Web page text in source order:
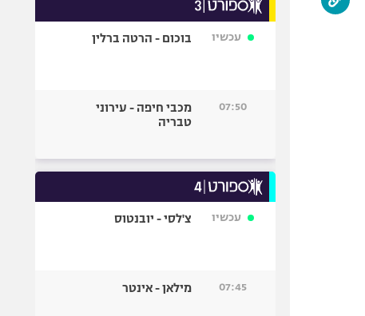
עכשיו בוכום - הרטה ברלין
07:50
מכבי חיפה - עירוני
טבריה
עכשיו צ'לסי - יובנטוס
07:45 מילאן - אינטר